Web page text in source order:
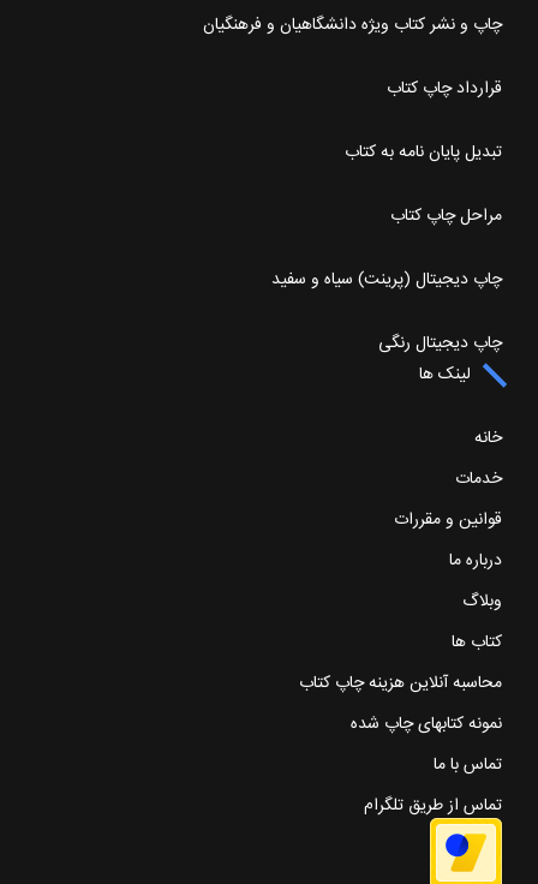
چاپ و نشر کتاب ویژه دانشگاهیان و فرهنگیان
قرارداد چاپ کتاب
تبدیل پایان نامه به کتاب
مراحل چاپ کتاب
چاپ دیجیتال (پرینت) سیاه و سفید
چاپ دیجیتال رنگی
لینک ها
خانه
خدمات
قوانین و مقررات
درباره ما
وبلاگ
کتاب ها
محاسبه آنلاین هزینه چاپ کتاب
نمونه کتابهای چاپ شده
تماس با ما
تماس از طریق تلگرام